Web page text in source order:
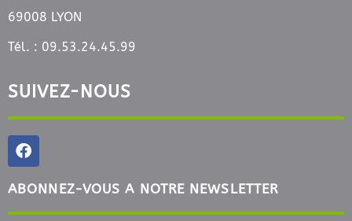
69008 LYON
Tél. : 09.53.24.45.99
SUIVEZ-NOUS
ABONNEZ-VOUS A NOTRE NEWSLETTER